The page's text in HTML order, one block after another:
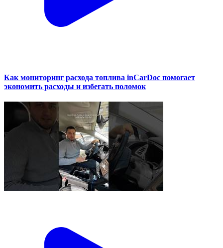
Как мониторинг расхода топлива inCarDoc помогает
экономить расходы и избегать поломок